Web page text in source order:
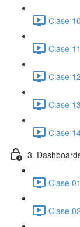
Clase
Clase
Clase
Clase
Clase
3.
Clase
Clase